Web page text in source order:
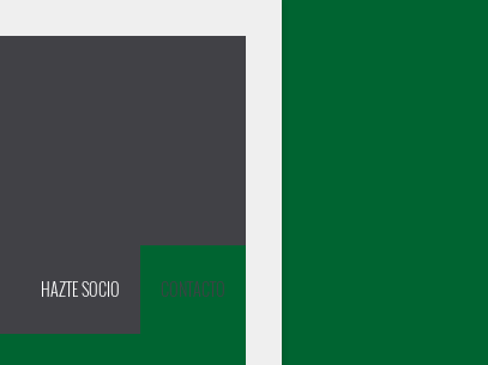
HAZTE SOCIO CONTACTO